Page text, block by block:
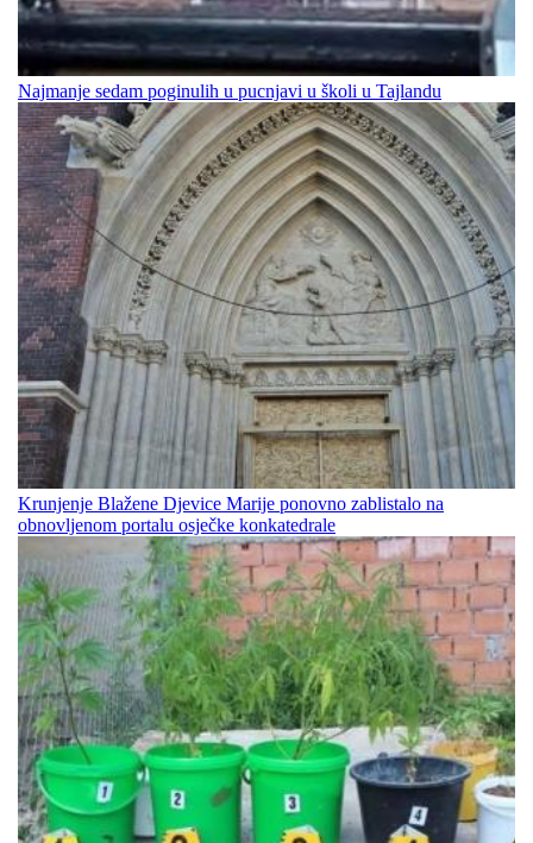
Najmanje sedam poginulih u pucnjavi u školi u Tajlandu
Krunjenje Blažene Djevice Marije ponovno zablistalo na
obnovljenom portalu osječke konkatedrale